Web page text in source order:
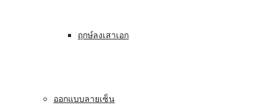
ฤกษ์ลงเสาเอก
ออกแบบลายเซ็น